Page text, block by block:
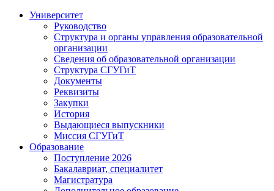
Университет
Руководство
Структура и органы управления образовательной
организации
Сведения об образовательной организации
Структура СГУГиТ
Документы
Реквизиты
Закупки
История
Выдающиеся выпускники
Миссия СГУГиТ
Образование
Поступление 2026
Бакалавриат, специалитет
Магистратура